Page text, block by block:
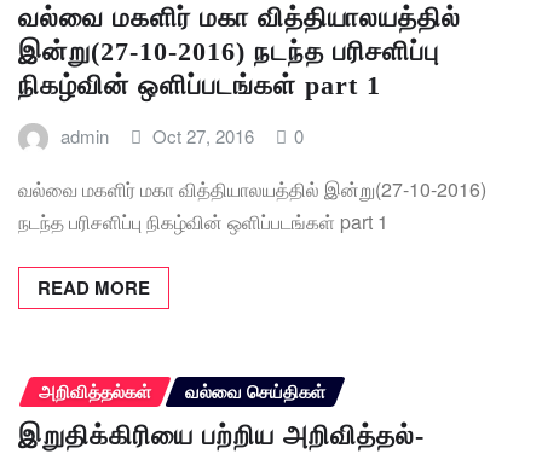
வல்வை மகளிர் மகா வித்தியாலயத்தில்
இன்று(27-10-2016) நடந்த பரிசளிப்பு
நிகழ்வின் ஒளிப்படங்கள் part 1
admin Oct 27, 2016 0
வல்வை மகளிர் மகா வித்தியாலயத்தில் இன்று(27-10-2016)
நடந்த பரிசளிப்பு நிகழ்வின் ஒளிப்படங்கள் part 1
READ MORE
அறிவித்தல்கள் வல்வை செய்திகள்
இறுதிக்கிரியை பற்றிய அறிவித்தல்-